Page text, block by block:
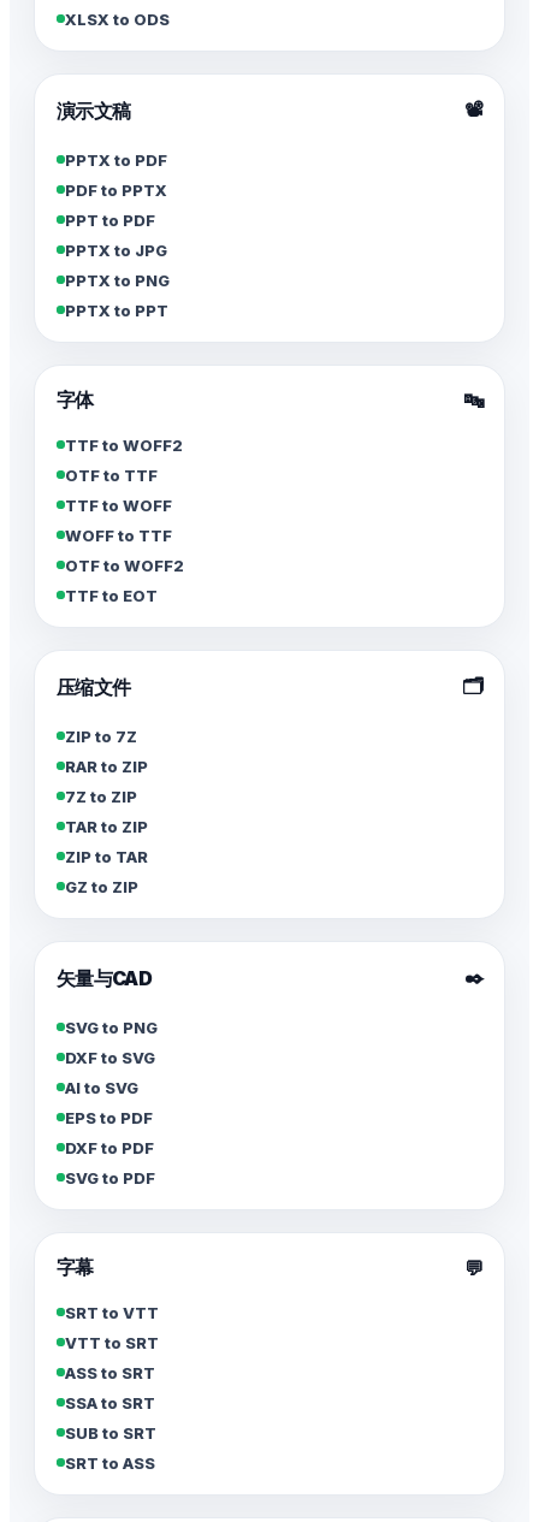
XLSX to ODS
演示文稿 📽️
PPTX to PDF
PDF to PPTX
PPT to PDF
PPTX to JPG
PPTX to PNG
PPTX to PPT
字体 🔤
TTF to WOFF2
OTF to TTF
TTF to WOFF
WOFF to TTF
OTF to WOFF2
TTF to EOT
压缩文件 🗂️
ZIP to 7Z
RAR to ZIP
7Z to ZIP
TAR to ZIP
ZIP to TAR
GZ to ZIP
矢量与CAD ✒️
SVG to PNG
DXF to SVG
AI to SVG
EPS to PDF
DXF to PDF
SVG to PDF
字幕 💬
SRT to VTT
VTT to SRT
ASS to SRT
SSA to SRT
SUB to SRT
SRT to ASS